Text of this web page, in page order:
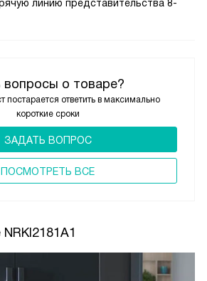
вопросы о товаре?
ответить в максимально
короткие сроки
ЗАДАТЬ ВОПРОС
ПОCМОТРЕТЬ ВСЕ
линию представительства 8-